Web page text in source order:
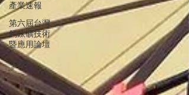
產業速報
第六屆台灣
鈣鈦礦技術
暨應用論壇